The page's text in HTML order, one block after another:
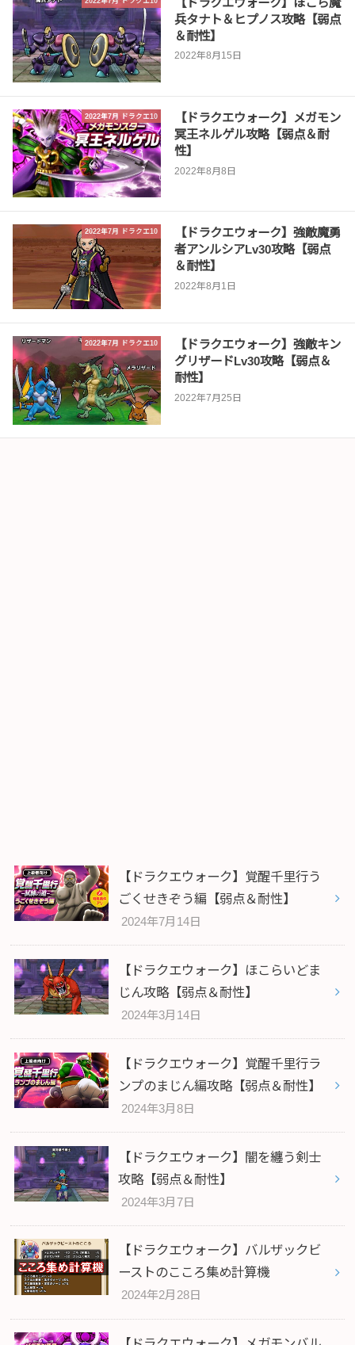
兵タナト＆ヒプノス攻略【弱点
＆耐性】
2022年8月15日
2022年7月 ドラクエ10
【ドラクエウォーク】メガモン
冥王ネルゲル攻略【弱点＆耐
性】
2022年8月8日
2022年7月 ドラクエ10
【ドラクエウォーク】強敵魔勇
者アンルシアLv30攻略【弱点
＆耐性】
2022年8月1日
2022年7月 ドラクエ10
【ドラクエウォーク】強敵キン
グリザードLv30攻略【弱点＆
耐性】
2022年7月25日
【ドラクエウォーク】覚醒千里行う
ごくせきぞう編【弱点＆耐性】
2024年7月14日
【ドラクエウォーク】ほこらいどま
じん攻略【弱点＆耐性】
2024年3月14日
【ドラクエウォーク】覚醒千里行ラ
ンプのまじん編攻略【弱点＆耐性】
2024年3月8日
【ドラクエウォーク】闇を纏う剣士
攻略【弱点＆耐性】
2024年3月7日
【ドラクエウォーク】バルザックビ
ーストのこころ集め計算機
2024年2月28日